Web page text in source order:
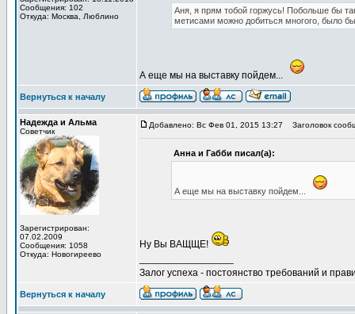
Сообщения: 102
Откуда: Москва, Люблино
Аня, я прям тобой горжусь! Побольше бы
метисами можно добиться многого, было
А еще мы на выставку пойдем...
Вернуться к началу
Надежда и Альма
Советчик
Зарегистрирован:
07.02.2009
Сообщения: 1058
Откуда: Новогиреево
Добавлено: Вс Фев 01, 2015 13:27 Заголовок
Анна и Габби писал(а):
А еще мы на выставку пойдем...
Ну Вы ВАЩЩЕ!
Залог успеха - постоянство требований и
Вернуться к началу